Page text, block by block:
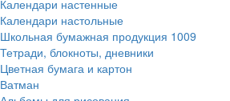
Календари настенные
Календари настольные
Школьная бумажная продукция 1009
Тетради, блокноты, дневники
Цветная бумага и картон
Ватман